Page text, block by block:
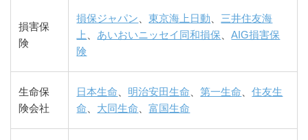
損害保
険
損保ジャパン、東京海上日動、三井住友海
上、 あいおいニッセイ同和損保、AIG損害保
険
生命保
険会社
日本生命、 明治安田生命、第一生命、住友生
命、 大同生命、富国生命